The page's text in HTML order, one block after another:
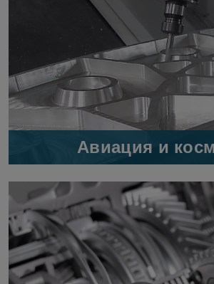
Авиация и